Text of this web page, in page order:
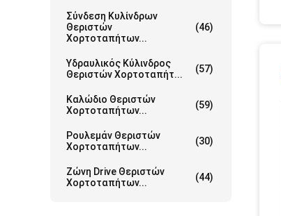
Σύνδεση Κυλίνδρων
Θεριστών
Χορτοταπήτων...
(46)
Υδραυλικός Κύλινδρος
Θεριστών Χορτοταπήτ...
(57)
Καλώδιο Θεριστών
Χορτοταπήτων...
(59)
Ρουλεμάν Θεριστών
Χορτοταπήτων...
(30)
Ζώνη Drive Θεριστών
Χορτοταπήτων...
(44)